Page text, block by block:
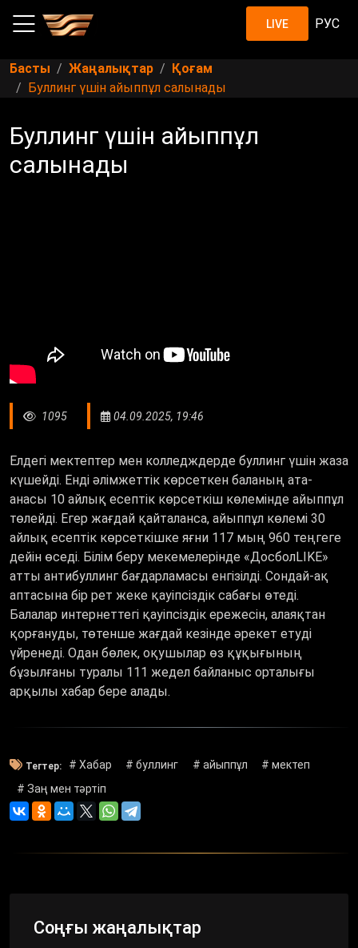
LIVE РУС
Басты Жаңалықтар
Қоғам
Буллинг үшін айыппұл салынады
Буллинг үшін айыппұл
салынады
1095 04.09.2025, 19:46
Елдегі мектептер мен колледждерде буллинг үшін жаза
күшейді. Енді әлімжеттік көрсеткен баланың ата-
анасы 10 айлық есептік көрсеткіш көлемінде айыппұл
төлейді. Егер жағдай қайталанса, айыппұл көлемі 30
айлық есептік көрсеткішке яғни 117 мың 960 теңгеге
дейін өседі. Білім беру мекемелерінде «ДосболLIKE»
атты антибуллинг бағдарламасы енгізілді. Сондай-ақ
аптасына бір рет жеке қауіпсіздік сабағы өтеді.
Балалар интернеттегі қауіпсіздік ережесін, алаяқтан
қорғануды, төтенше жағдай кезінде әрекет етуді
үйренеді. Одан бөлек, оқушылар өз құқығының
бұзылғаны туралы 111 жедел байланыс орталығы
арқылы хабар бере алады.
Тегтер: # Хабар # буллинг # айыппұл
# мектеп
# Заң мен тәртіп
Соңғы жаңалықтар